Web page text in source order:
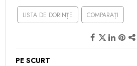
LISTA DE DORINȚE COMPARAȚI
PE SCURT